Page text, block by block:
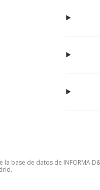
base de datos de INFORMA